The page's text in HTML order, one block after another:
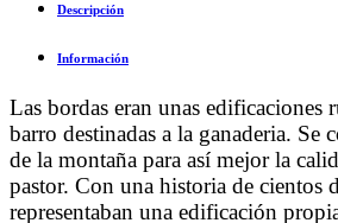
Descripción
Información
Las bordas eran unas edificaciones
barro destinadas a la ganaderia. Se
de la montaña para así mejor la
pastor. Con una historia de cientos
representaban una edificación